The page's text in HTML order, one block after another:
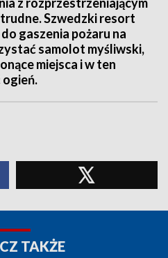
Szwedzki resort
gaszenia pożaru na
samolot myśliwski,
miejsca i w ten
ogień.
TAKŻE